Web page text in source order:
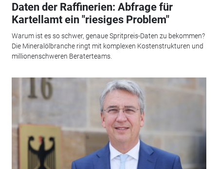
Daten der Raffinerien: Abfrage für
Kartellamt ein "riesiges Problem"
Warum ist es so schwer, genaue Spritpreis-Daten zu bekommen?
Die Mineralölbranche ringt mit komplexen Kostenstrukturen und
millionenschweren Beraterteams.